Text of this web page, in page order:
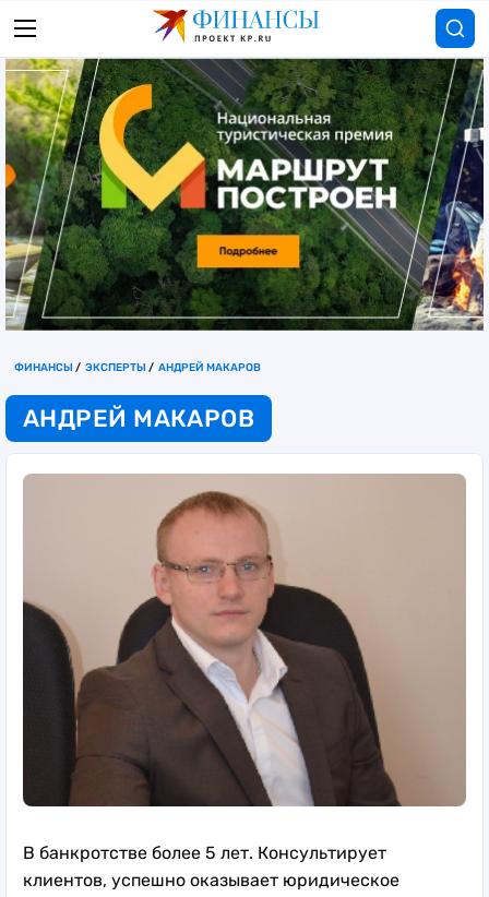
ФИНАНСЫ ЭКСПЕРТЫ АНДРЕЙ МАКАРОВ
АНДРЕЙ МАКАРОВ
В банкротстве более 5 лет. Консультирует
клиентов, успешно оказывает юридическое